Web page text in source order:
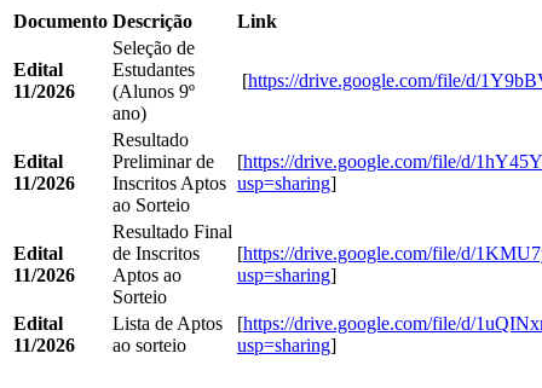
Documento Descrição Link
Edital
11/2026
Seleção de
Estudantes
(Alunos 9º
ano)
[https://drive.google.com/file/d/
Edital
11/2026
Resultado
Preliminar de
Inscritos Aptos
ao Sorteio
[https://drive.google.com/file/d/
usp=sharing]
Edital
11/2026
Resultado Final
de Inscritos
Aptos ao
Sorteio
[https://drive.google.com/file/d/
usp=sharing]
Edital
11/2026
Lista de Aptos
ao sorteio
[https://drive.google.com/file/d/
usp=sharing]